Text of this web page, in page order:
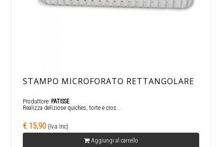
STAMPO MICROFORATO RETTANGOLARE
Produttore: PATISSE
Realizza deliziose quiches, torte e cros...
€ 15,90 (Iva Inc)
Aggiungi al carrello